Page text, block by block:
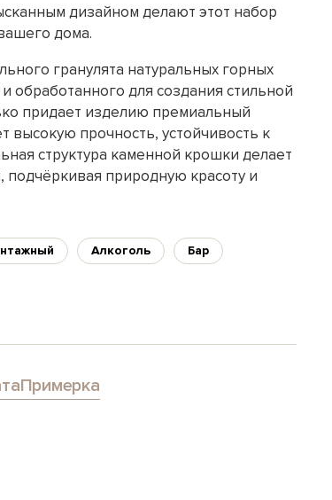
дизайном делают этот набор
дома.
гранулята натуральных горных
обработанного для создания стильной
придает изделию премиальный
высокую прочность, устойчивость к
структура каменной крошки делает
природную красоту и
Алкоголь Бар
Примерка